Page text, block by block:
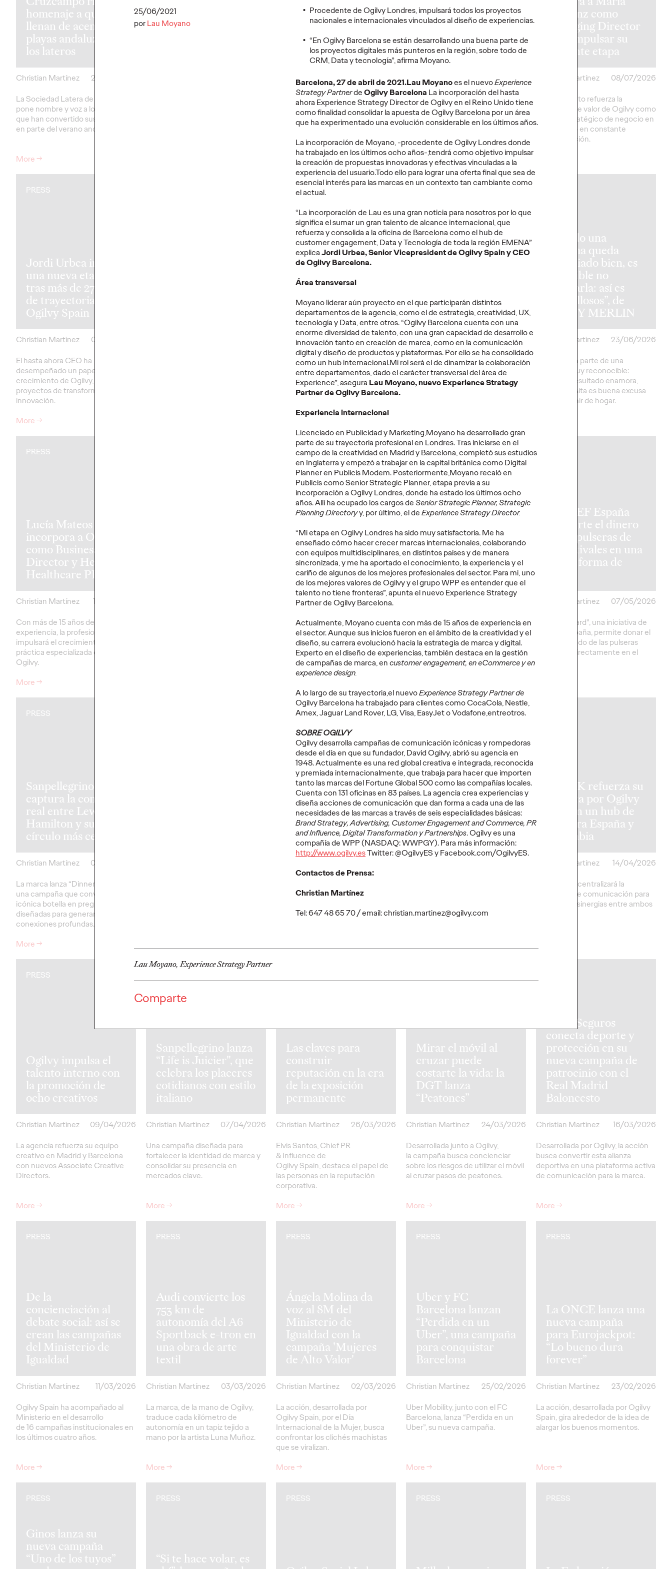
25/06/2021
porLau Moyano
Procedente de Ogilvy Londres, impulsará todos los proyectos
nacionales e internacionales vinculados al diseño de experiencias.
“En Ogilvy Barcelona se están desarrollando una buena parte de
los proyectos digitales más punteros en la región, sobre todo de
CRM, Data y tecnología”, afirma Moyano.
Barcelona, 27 de abril de 2021.Lau Moyanoes el nuevoExperience
Strategy PartnerdeOgilvy Barcelona La incorporación del hasta
ahora Experience Strategy Director de Ogilvy en el Reino Unido tiene
como finalidad consolidar la apuesta de Ogilvy Barcelona por un área
que ha experimentado una evolución considerable en los últimos años.
La incorporación de Moyano, -procedente de Ogilvy Londres donde
ha trabajado en los últimos ocho años-,tendrá como objetivo impulsar
la creación de propuestas innovadoras y efectivas vinculadas a la
experiencia del usuario.Todo ello para lograr una oferta final que sea de
esencial interés para las marcas en un contexto tan cambiante como
el actual.
“La incorporación de Lau es una gran noticia para nosotros por lo que
significa el sumar un gran talento de alcance internacional, que
refuerza y consolida a la oficina de Barcelona como el hub de
customer engagement, Data y Tecnología de toda la región EMENA”
explicaJordi Urbea, Senior Vicepresident de Ogilvy Spain y CEO
de Ogilvy Barcelona.
Área transversal
Moyano liderar aún proyecto en el que participarán distintos
departamentos de la agencia, como el de estrategia, creatividad, UX,
tecnología y Data, entre otros. “Ogilvy Barcelona cuenta con una
enorme diversidad de talento, con una gran capacidad de desarrollo e
innovación tanto en creación de marca, como en la comunicación
digital y diseño de productos y plataformas. Por ello se ha consolidado
como un hub internacional.Mi rol será el de dinamizar la colaboración
entre departamentos, dado el carácter transversal del área de
Experience”, asegura Lau Moyano, nuevo Experience Strategy
Partner de Ogilvy Barcelona.
Experiencia internacional
Licenciado en Publicidad y Marketing,Moyano ha desarrollado gran
parte de su trayectoria profesional en Londres. Tras iniciarse en el
campo de la creatividad en Madrid y Barcelona, completó sus estudios
en Inglaterra y empezó a trabajar en la capital británica como Digital
Planner en Publicis Modem. Posteriormente,Moyano recaló en
Publicis como Senior Strategic Planner, etapa previa a su
incorporación a Ogilvy Londres, donde ha estado los últimos ocho
años. Allí ha ocupado los cargos deSenior Strategic Planner, Strategic
Planning Directoryy, por último, el deExperience Strategy Director.
“Mi etapa en Ogilvy Londres ha sido muy satisfactoria. Me ha
enseñado cómo hacer crecer marcas internacionales, colaborando
con equipos multidisciplinares, en distintos países y de manera
sincronizada, y me ha aportado el conocimiento, la experiencia y el
cariño de algunos de los mejores profesionales del sector. Para mi, uno
de los mejores valores de Ogilvy y el grupo WPP es entender que el
talento no tiene fronteras”, apunta el nuevo Experience Strategy
Partner de Ogilvy Barcelona.
Actualmente, Moyano cuenta con más de 15 años de experiencia en
el sector. Aunque sus inicios fueron en el ámbito de la creatividad y el
diseño, su carrera evolucionó hacia la estrategia de marca y digital.
Experto en el diseño de experiencias, también destaca en la gestión
de campañas de marca, encustomer engagement, en eCommerce y en
experience design.
A lo largo de su trayectoria,el nuevoExperience Strategy Partner de
Ogilvy Barcelona ha trabajado para clientes como CocaCola, Nestle,
Amex, Jaguar Land Rover, LG, Visa, EasyJet o Vodafone,entreotros.
SOBRE OGILVY
Ogilvy desarrolla campañas de comunicación icónicas y rompedoras
desde el día en que su fundador, David Ogilvy, abrió su agencia en
1948. Actualmente es una red global creativa e integrada, reconocida
y premiada internacionalmente, que trabaja para hacer que importen
tanto las marcas del Fortune Global 500 como las compañías locales.
Cuenta con 131 oficinas en 83 países. La agencia crea experiencias y
diseña acciones de comunicación que dan forma a cada una de las
necesidades de las marcas a través de seis especialidades básicas:
Brand Strategy, Advertising, Customer Engagement and Commerce, PR
and Influence, Digital Transformation y Partnerships. Ogilvy es una
compañía de WPP (NASDAQ: WWPGY). Para más información:
http://www.ogilvy.esTwitter: @OgilvyES y Facebook.com/OgilvyES.
Contactos de Prensa:
Christian Martínez
Tel: 647 48 65 70 / email: christian.martinez@ogilvy.com
Lau Moyano, Experience Strategy Partner
Comparte
homenaje a quienes
llenan de acento las
playas andaluzas:
los lateros
Christian Martínez
29/07/2026
La Sociedad Latera de Cruzcampo
pone nombre y voz a los lateros
que han convertido sus pregones
en parte del verano andaluz
More→
convertir los
recuerdos de
incorpora a Ogilvy
Spain como
Associate Creative
Director
Christian Martínez
21/07/2026
Canhisares se incorpora al equipo
creativo de la compañía para
formar dupla con Leonardo
Marçal, que promociona a
Associate Creative Director.
More→
gira adaptada para
personas con
movilidad reducida
de la historia
Christian Martínez
16/07/2026
La marca adapta un Volkswagen
Caravelle para que El Langui y su
banda puedan desplazarse a sus
accesibilidad.
More→
Herranz como
Managing Director
para impulsar su
siguiente etapa
Christian Martínez
08/07/2026
El movimiento refuerza la
propuesta de valor de Ogilvy como
partner estratégico de negocio en
un mercado en constante
transformación.
PRESS
Jordi Urbea inicia
una nueva etapa
tras más de 27 años
de trayectoria en
Ogilvy Spain
Christian Martínez
03/07/2026
El hasta ahora CEO ha
desempeñado un papel clave en el
crecimiento de Ogilvy, liderando
proyectos de transformación e
innovación.
More→
PRESS
Puntúan, comparan
y recomiendan: el
Ministerio de
Igualdad convierte
las reseñas de los
puteros en una
denuncia
Christian Martínez
30/06/2026
La campaña parte de un hallazgo
perturbador: La prostitución se ha
normalizado tanto que hay
hombres que reseñan sus
partido contra el
colectivo LGTBIQ+
Christian Martínez
26/06/2026
"Pena Máxima" pone sobre la
mesa que 16 selecciones del
Mundial de Fútbol persiguen y
Cuando una
reforma queda
demasiado bien, es
imposible no
enseñarla: así es
“Orgullosos”, de
LEROY MERLIN
Christian Martínez
23/06/2026
La campaña parte de una
situación muy reconocible:
cuando el resultado enamora,
cualquier visita es buena excusa
para presumir de hogar.
PRESS
Lucía Mateos se
incorpora a Ogilvy
como Business
Director y Head of
Healthcare PR
Christian Martínez
15/06/2026
Con más de 15 años de
experiencia, la profesional
impulsará el crecimiento de la
práctica especializada en salud de
Ogilvy.
More→
PRESS
DomiWorld amplía
con la campaña
“DormiNatur
gummies Forte +
Spray”
Christian Martínez
19/05/2026
La propuesta creativa de ESTEVE,
desarrollada por Ogilvy Spain,
convierte una situación cotidiana
en una historia para presentar la
nueva gama.
PRESS
de Euphoria (HBO
MAX) al ritmo de
Naomi Campbell en
Madrid
Euphoria, la serie original de HBO,
celebra una velada única en la
Finca El Chaparral de Pozuelo de
Alarcón.
UNICEF España
convierte el dinero
de las pulseras de
los festivales en una
nueva forma de
Christian Martínez
07/05/2026
"Cash Forward", una iniciativa de
UNICEF España, permite donar el
saldo no usado de las pulseras
"cashless" directamente en el
PRESS
Sanpellegrino
captura la conexión
real entre Lewis
Hamilton y su
círculo más cercano
Christian Martínez
04/05/2026
La marca lanza “Dinner Dialogues”,
una campaña que convierte su
icónica botella en preguntas
diseñadas para generar
conexiones profundas.
More→
PRESS
Vueling esconde
códigos de
descuento en la
leyenda de Sant
Jordi repartidos
por Barcelona
de Sant Jordi en las calles de
ocultos con los que podrán ganar
PRESS
BamVolea, la nueva
identidad de
Olympia Sports que
invita a “Vivir como
Juegas”
transcender lo puramente
KAYAK refuerza su
apuesta por Ogilvy
PR con un hub de
PR para España y
Colombia
Christian Martínez
14/04/2026
La iniciativa centralizará la
estrategia de comunicación para
aprovechar sinergias entre ambos
PRESS
Ogilvy impulsa el
talento interno con
la promoción de
ocho creativos
Christian Martínez
09/04/2026
La agencia refuerza su equipo
creativo en Madrid y Barcelona
con nuevos Associate Creative
Directors.
More→
Sanpellegrino lanza
“Life is Juicier", que
celebra los placeres
cotidianos con estilo
italiano
Christian Martínez
07/04/2026
Una campaña diseñada para
fortalecer la identidad de marca y
consolidar su presencia en
mercados clave.
More→
Las claves para
construir
reputación en la era
de la exposición
permanente
Christian Martínez
26/03/2026
Elvis Santos, Chief PR
& Influence de
Ogilvy Spain, destaca el papel de
las personas en la reputación
corporativa.
More→
Mirar el móvil al
cruzar puede
costarte la vida: la
DGT lanza
“Peatones”
Christian Martínez
24/03/2026
Desarrollada junto a Ogilvy,
la campaña busca concienciar
sobre los riesgos de utilizar el móvil
al cruzar pasos de peatones.
More→
Reale Seguros
conecta deporte y
protección en su
nueva campaña de
patrocinio con el
Real Madrid
Baloncesto
Christian Martínez
16/03/2026
Desarrollada por Ogilvy, la acción
busca convertir esta alianza
deportiva en una plataforma activa
de comunicación para la marca.
More→
PRESS
De la
concienciación al
debate social: así se
crean las campañas
del Ministerio de
Igualdad
Christian Martínez
11/03/2026
Ogilvy Spain ha acompañado al
Ministerio en el desarrollo
de 16 campañas institucionales en
los últimos cuatro años.
More→
PRESS
Audi convierte los
753 km de
autonomía del A6
Sportback e-tron en
una obra de arte
textil
Christian Martínez
03/03/2026
La marca, de la mano de Ogilvy,
traduce cada kilómetro de
autonomía en un tapiz tejido a
mano por la artista Luna Muñoz.
More→
PRESS
Ángela Molina da
voz al 8M del
Ministerio de
Igualdad con la
campaña 'Mujeres
de Alto Valor'
Christian Martínez
02/03/2026
La acción, desarrollada por
Ogilvy Spain, por el Día
Internacional de la Mujer, busca
confrontar los clichés machistas
que se viralizan.
More→
PRESS
Uber y FC
Barcelona lanzan
“Perdida en un
Uber”, una campaña
para conquistar
Barcelona
Christian Martínez
25/02/2026
Uber Mobility, junto con el FC
Barcelona, lanza “Perdida en un
Uber”, su nueva campaña.
More→
PRESS
La ONCE lanza una
nueva campaña
para Eurojackpot:
“Lo bueno dura
forever”
Christian Martínez
23/02/2026
La acción, desarrollada por Ogilvy
Spain, gira alrededor de la idea de
alargar los buenos momentos.
More→
PRESS
Ginos lanza su
nueva campaña
“Uno de los tuyos”
PRESS
“Si te hace volar, es
PRESS PRESS PRESS